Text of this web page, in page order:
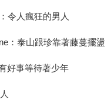
令人瘋狂的男人
：泰山跟珍靠著藤蔓擺盪
好事等待著少年